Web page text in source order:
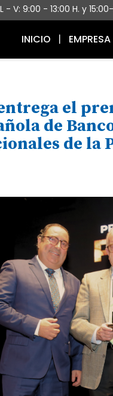
- V: 9:00 - 13:00 H. y
INICIO EMPRESA
el
de
de la